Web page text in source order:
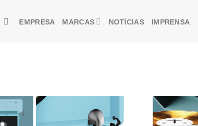
EMPRESA MARCAS NOTÍCIAS IMPRENSA